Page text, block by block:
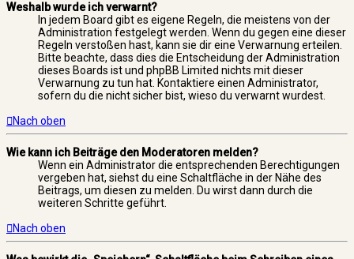
Weshalb wurde ich verwarnt?
In jedem Board gibt es eigene Regeln, die meistens von der
Administration festgelegt werden. Wenn du gegen eine dieser
Regeln verstoßen hast, kann sie dir eine Verwarnung erteilen.
Bitte beachte, dass dies die Entscheidung der Administration
dieses Boards ist und phpBB Limited nichts mit dieser
Verwarnung zu tun hat. Kontaktiere einen Administrator,
sofern du die nicht sicher bist, wieso du verwarnt wurdest.
Nach oben
Wie kann ich Beiträge den Moderatoren melden?
Wenn ein Administrator die entsprechenden Berechtigungen
vergeben hat, siehst du eine Schaltfläche in der Nähe des
Beitrags, um diesen zu melden. Du wirst dann durch die
weiteren Schritte geführt.
Nach oben